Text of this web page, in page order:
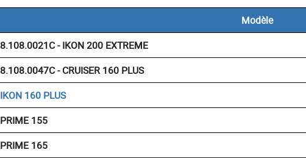
Modèle
8.108.0021C - IKON 200 EXTREME
8.108.0047C - CRUISER 160 PLUS
IKON 160 PLUS
PRIME 155
PRIME 165